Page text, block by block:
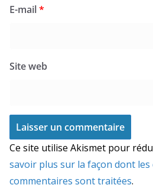
E-mail*
Site web
Ce site utilise Akismet pour
savoir plus sur la façon dont les
commentaires sont traitées.